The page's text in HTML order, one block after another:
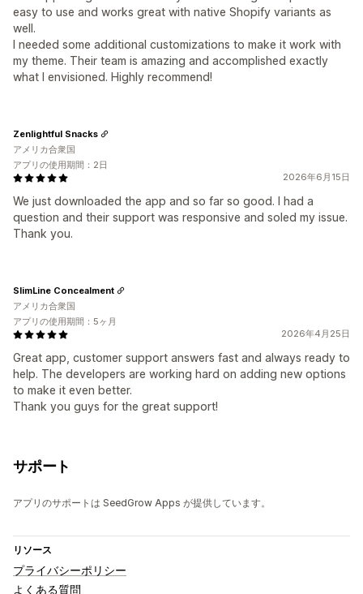
easy to use and works great with native Shopify variants as
well.
I needed some additional customizations to make it work with
my theme. Their team is amazing and accomplished exactly
what I envisioned. Highly recommend!
2026年6月15日
We just downloaded the app and so far so good. I had a
question and their support was responsive and soled my issue.
Thank you.
Zenlightful Snacks
アメリカ合衆国
アプリの使用期間：2日
2026年4月25日
Great app, customer support answers fast and always ready to
help. The developers are working hard on adding new options
to make it even better.
Thank you guys for the great support!
SlimLine Concealment
アメリカ合衆国
アプリの使用期間：5ヶ月
サポート
アプリのサポートは SeedGrow Apps が提供しています。
リソース
プライバシーポリシー
よくある質問